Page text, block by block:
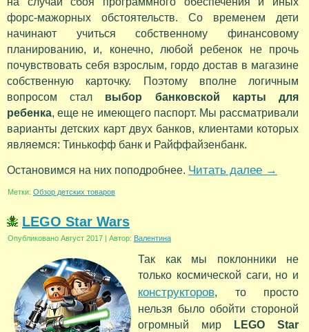
форс-мажорных обстоятельств. Со временем дети
начинают учиться собственному финансовому
планированию, и, конечно, любой ребенок не прочь
почувствовать себя взрослым, гордо достав в магазине
собственную карточку. Поэтому вполне логичным
вопросом стал выбор банковской карты для
ребенка, еще не имеющего паспорт. Мы рассматривали
варианты детских карт двух банков, клиентами которых
являемся: Тинькофф банк и Райффайзенбанк.
Остановимся на них поподробнее. Читать далее →
Метки: Обзор детских товаров
LEGO Star Wars
Опубликовано Август 2017 | Автор: Валентина
Так как мы поклонники не
только космической саги, но и
конструкторов, то просто
нельзя было обойти стороной
огромный мир
LEGO Star